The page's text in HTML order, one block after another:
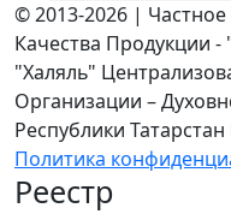
© 2013-2026 |
Качества Продукции -
"Халяль"
Организации –
Республики
Политика
Реестр